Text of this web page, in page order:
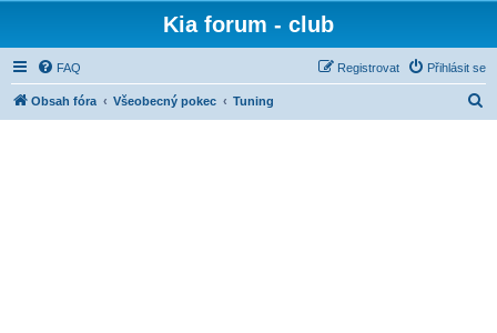
Kia forum - club
FAQ Přihlásit se
Registrovat
Obsah fóra Všeobecný pokec Tuning